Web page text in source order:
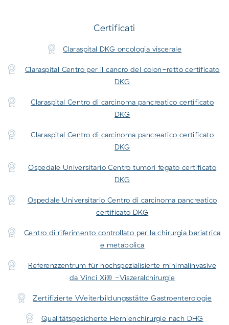
Certificati
Claraspital DKG oncologia viscerale
Claraspital Centro per il cancro del colon-retto certificato
DKG
Claraspital Centro di carcinoma pancreatico certificato
DKG
Claraspital Centro di carcinoma pancreatico certificato
DKG
Ospedale Universitario Centro tumori fegato certificato
DKG
Ospedale Universitario Centro di carcinoma pancreatico
certificato DKG
Centro di riferimento controllato per la chirurgia bariatrica
e metabolica
Referenzzentrum für hochspezialisierte minimalinvasive
da Vinci Xi® -Viszeralchirurgie
Zertifizierte Weiterbildungsstätte Gastroenterologie
Qualitätsgesicherte Hernienchirurgie nach DHG